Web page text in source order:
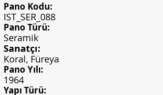
Pano Kodu:
IST_SER_088
Pano Türü:
Seramik
Sanatçı:
Koral, Füreya
Pano Yılı:
1964
Yapı Türü: